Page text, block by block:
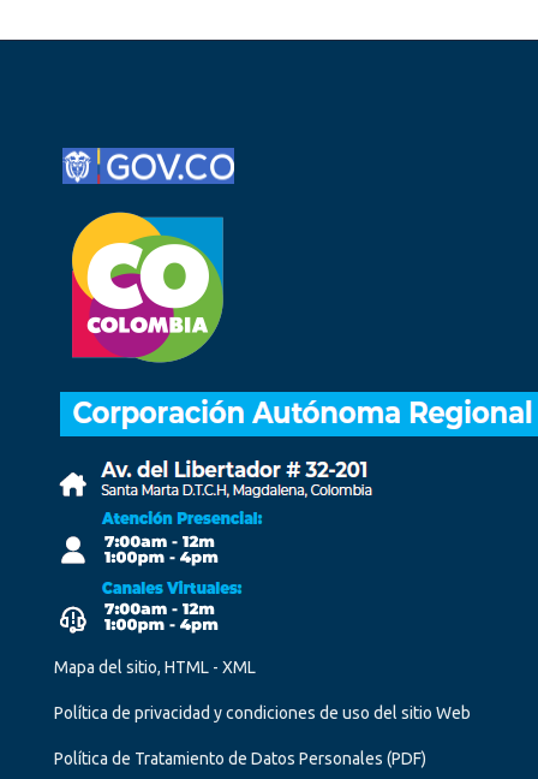
Mapa del sitio, HTML - XML
Política de privacidad y condiciones de uso del sitio Web
Política de Tratamiento de Datos Personales (PDF)